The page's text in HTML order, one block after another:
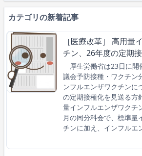
カテゴリの新着記事
［医療改革］ 高用量
チン、26年度の定期
厚生労働省は23日に開
議会予防接種・ワクチン
ンフルエンザワクチンに
の定期接種化を見送る
量インフルエンザワクチ
月の同分科会で、標準量
チンに加え、インフルエ